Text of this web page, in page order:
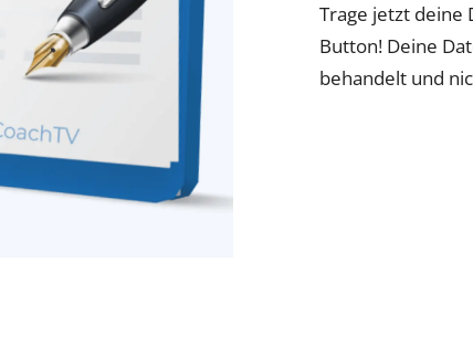
Trage jetzt deine
Button! Deine
behandelt und